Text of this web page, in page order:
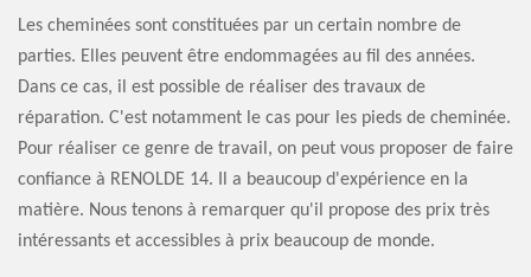
Les cheminées sont constituées par un certain nombre de
parties. Elles peuvent être endommagées au fil des années.
Dans ce cas, il est possible de réaliser des travaux de
réparation. C'est notamment le cas pour les pieds de cheminée.
Pour réaliser ce genre de travail, on peut vous proposer de faire
confiance à RENOLDE 14. Il a beaucoup d'expérience en la
matière. Nous tenons à remarquer qu'il propose des prix très
intéressants et accessibles à prix beaucoup de monde.